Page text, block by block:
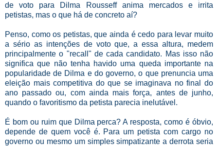
de voto para Dilma Rousseff anima mercados e irrita
petistas, mas o que há de concreto aí?
Penso, como os petistas, que ainda é cedo para levar muito
a sério as intenções de voto que, a essa altura, medem
principalmente o "recall" de cada candidato. Mas isso não
significa que não tenha havido uma queda importante na
popularidade de Dilma e do governo, o que prenuncia uma
eleição mais competitiva do que se imaginava no final do
ano passado ou, com ainda mais força, antes de junho,
quando o favoritismo da petista parecia inelutável.
É bom ou ruim que Dilma perca? A resposta, como é óbvio,
depende de quem você é. Para um petista com cargo no
governo ou mesmo um simples simpatizante a derrota seria